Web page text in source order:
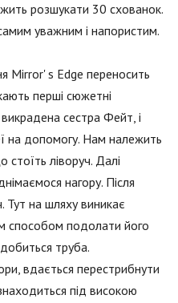
розшукати 30 схованок.
уважним і напористим.
Mirror' s Edge переносить
перші сюжетні
сестра Фейт, і
на допомогу. Нам належить
ліворуч. Далі
нагору. Після
Тут на шляху виникає
способом подолати його
труба.
вдається перестрибнути
під високою